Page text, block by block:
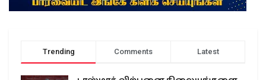
Trending Comments Latest